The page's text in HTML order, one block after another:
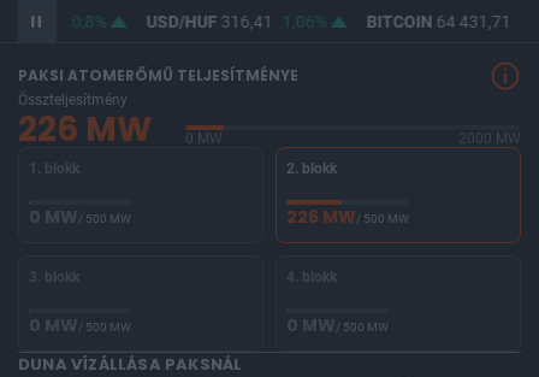
364,62 0,8% USD/HUF 316,41 1,06% BITCOIN 64 431,71
PAKSI ATOMERŐMŰ TELJESÍTMÉNYE
Összteljesítmény
226 MW 0 MW
2000 MW
1. blokk
0 MW/ 500 MW
2. blokk
226 MW/ 500 MW
3. blokk
0 MW/ 500 MW
4. blokk
0 MW/ 500 MW
DUNA VÍZÁLLÁSA PAKSNÁL